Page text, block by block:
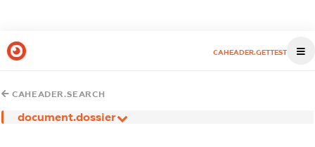
CAHEADER.GETTEST
CAHEADER.SEARCH
document.dossier